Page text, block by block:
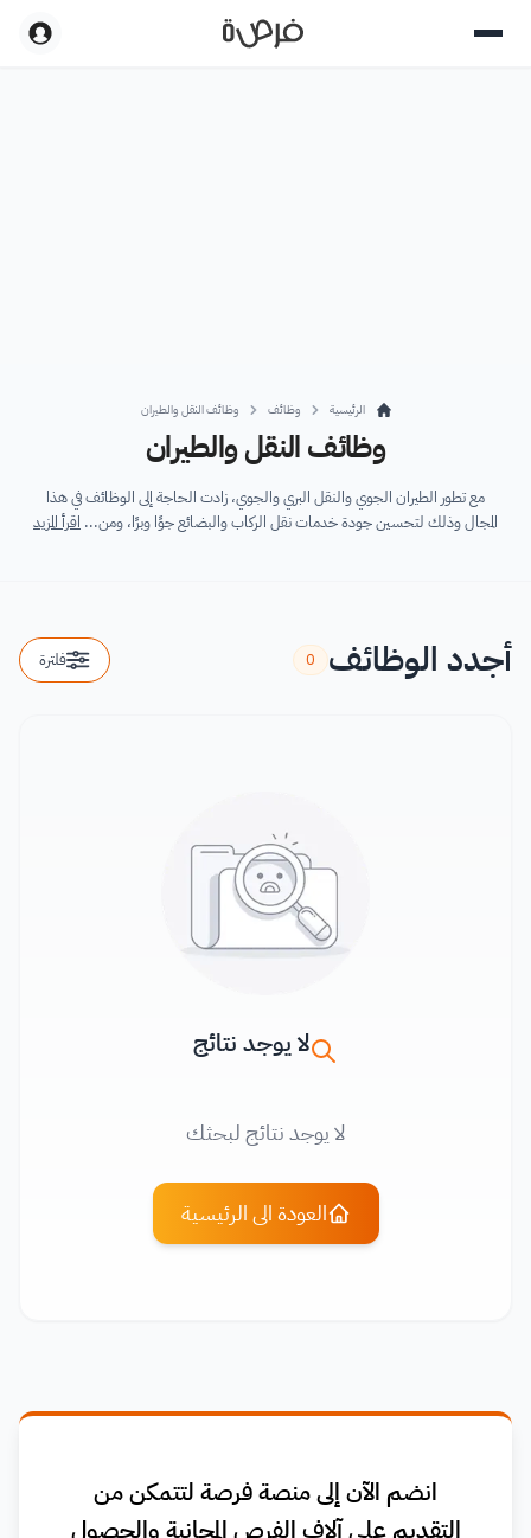
الرئيسية وظائف وظائف النقل والطيران
وظائف النقل والطيران
مع تطور الطيران الجوي والنقل البري والجوي، زادت الحاجة إلى الوظائف في هذا
المجال وذلك لتحسين جودة خدمات نقل الركاب والبضائع جوًا وبرًا، ومن... اقرأ المزيد
أجدد الوظائف 0 فلترة
لا يوجد نتائج
لا يوجد نتائج لبحثك
العودة الى الرئيسية
انضم الآن إلى منصة فرصة لتتمكن من
التقديم على آلاف الفرص المجانية والحصول